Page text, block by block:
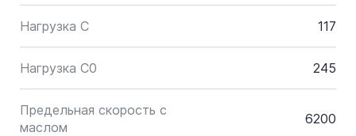
Нагрузка C 117
Нагрузка C0 245
Предельная скорость с
маслом
6200